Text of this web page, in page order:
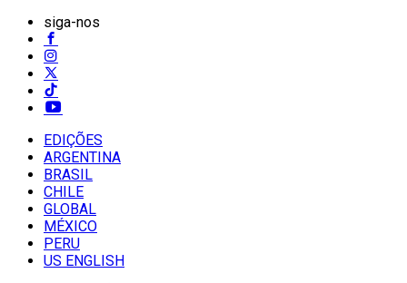
siga-nos
EDIÇÕES
ARGENTINA
BRASIL
CHILE
GLOBAL
MÉXICO
PERU
US ENGLISH